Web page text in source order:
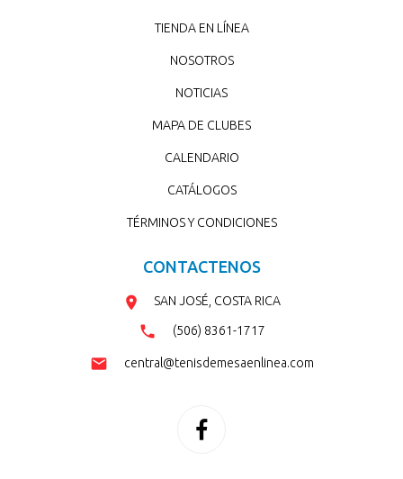
TIENDA EN LÍNEA
NOSOTROS
NOTICIAS
MAPA DE CLUBES
CALENDARIO
CATÁLOGOS
TÉRMINOS Y CONDICIONES
CONTACTENOS
SAN JOSÉ, COSTA RICA
(506) 8361-1717
central@tenisdemesaenlinea.com